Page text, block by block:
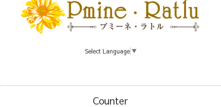
Select Language ▼
Counter